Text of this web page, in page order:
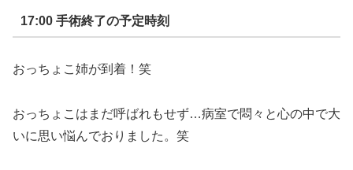
17:00 手術終了の予定時刻
おっちょこ姉が到着！笑
おっちょこはまだ呼ばれもせず…病室で悶々と心の中で大
いに思い悩んでおりました。笑